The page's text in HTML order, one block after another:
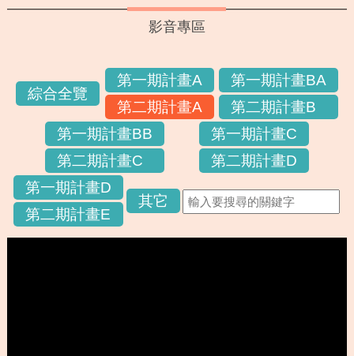
影音專區
綜合全覽
第一期計畫A
第二期計畫A
第一期計畫BA
第二期計畫B
第一期計畫BB
第二期計畫C
第一期計畫C
第二期計畫D
第一期計畫D
第二期計畫E
其它